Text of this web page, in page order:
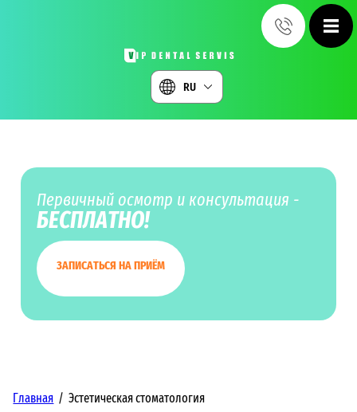
RU
ЗАПИСАТЬСЯ НА ПРИЁМ
Первичный осмотр и консультация -
БЕСПЛАТНО!
Главная / Эстетическая стоматология